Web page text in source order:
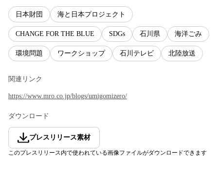
日本財団 海と日本プロジェクト
CHANGE FOR THE BLUE SDGs 石川県 海洋ごみ
環境問題 ワークショップ 石川テレビ 北陸放送
関連リンク
https://www.mro.co.jp/blogs/umigomizero/
ダウンロード
プレスリリース素材
このプレスリリース内で使われている画像ファイルがダウンロードできます